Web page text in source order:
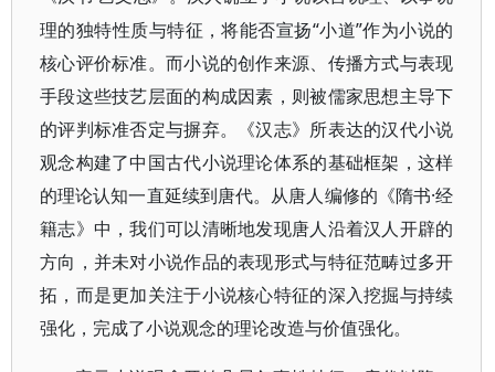
理的独特性质与特征，将能否宣扬“小道”作为小说的
核心评价标准。而小说的创作来源、传播方式与表现
手段这些技艺层面的构成因素，则被儒家思想主导下
的评判标准否定与摒弃。《汉志》所表达的汉代小说
观念构建了中国古代小说理论体系的基础框架，这样
的理论认知一直延续到唐代。从唐人编修的《隋书·经
籍志》中，我们可以清晰地发现唐人沿着汉人开辟的
方向，并未对小说作品的表现形式与特征范畴过多开
拓，而是更加关注于小说核心特征的深入挖掘与持续
强化，完成了小说观念的理论改造与价值强化。